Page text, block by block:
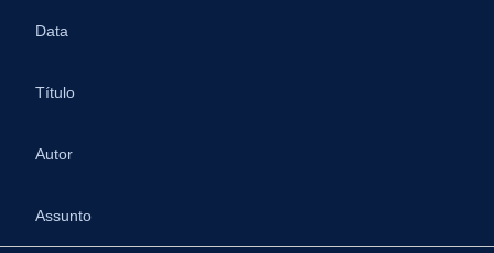
Data
Título
Autor
Assunto